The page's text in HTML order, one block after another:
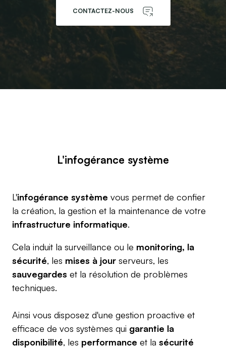
CONTACTEZ-NOUS
L'infogérance système
L'infogérance système vous permet de confier
la création, la gestion et la maintenance de votre
infrastructure informatique.
Cela induit la surveillance ou le monitoring, la
sécurité, les mises à jour serveurs, les
sauvegardes et la résolution de problèmes
techniques.
Ainsi vous disposez d'une gestion proactive et
efficace de vos systèmes qui garantie la
disponibilité, les performance et la sécurité